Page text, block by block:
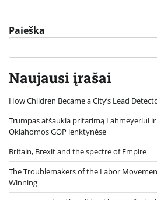
Paieška
Naujausi įrašai
How Children Became a City’s Lead
Trumpas atšaukia pritarimą Lahmeyeriui
Oklahomos GOP lenktynėse
Britain, Brexit and the spectre of Empire
The Troublemakers of the Labor
Winning